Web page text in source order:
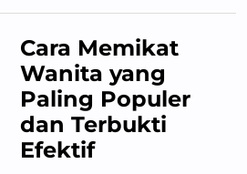
Cara Memikat
Wanita yang
Paling Populer
dan Terbukti
Efektif